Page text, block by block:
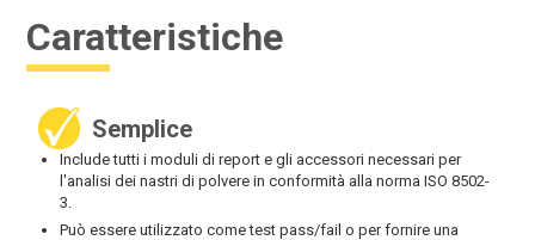
Caratteristiche
Semplice
Include tutti i moduli di report e gli accessori necessari per
l'analisi dei nastri di polvere in conformità alla norma ISO 8502-
3.
Può essere utilizzato come test pass/fail o per fornire una